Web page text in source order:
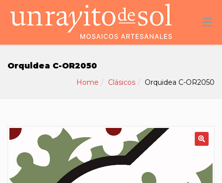
Orquidea C-OR2050
Home Clásicos Orquidea C-OR2050